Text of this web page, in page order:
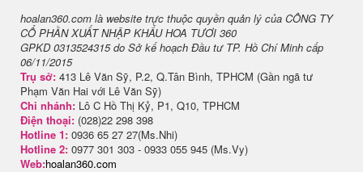
hoalan360.com là website trực thuộc quyền quản lý của CÔNG TY
CỔ PHẦN XUẤT NHẬP KHẨU HOA TƯƠI 360
GPKD 0313524315 do Sở kế hoạch Đầu tư TP. Hồ Chí Minh cấp
06/11/2015
Trụ sở: 413 Lê Văn Sỹ, P.2, Q.Tân Bình, TPHCM (Gần ngã tư
Phạm Văn Hai với Lê Văn Sỹ)
Chi nhánh: Lô C Hồ Thị Kỷ, P1, Q10, TPHCM
Điện thoại: (028)22 298 398
Hotline 1: 0936 65 27 27(Ms.Nhi)
Hotline 2: 0977 301 303 - 0933 055 945 (Ms.Vy)
Web:hoalan360.com